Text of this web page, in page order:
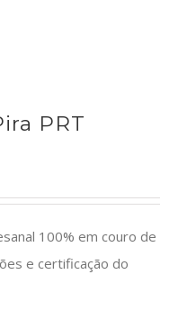
PRT
100% em couro de
e certificação do